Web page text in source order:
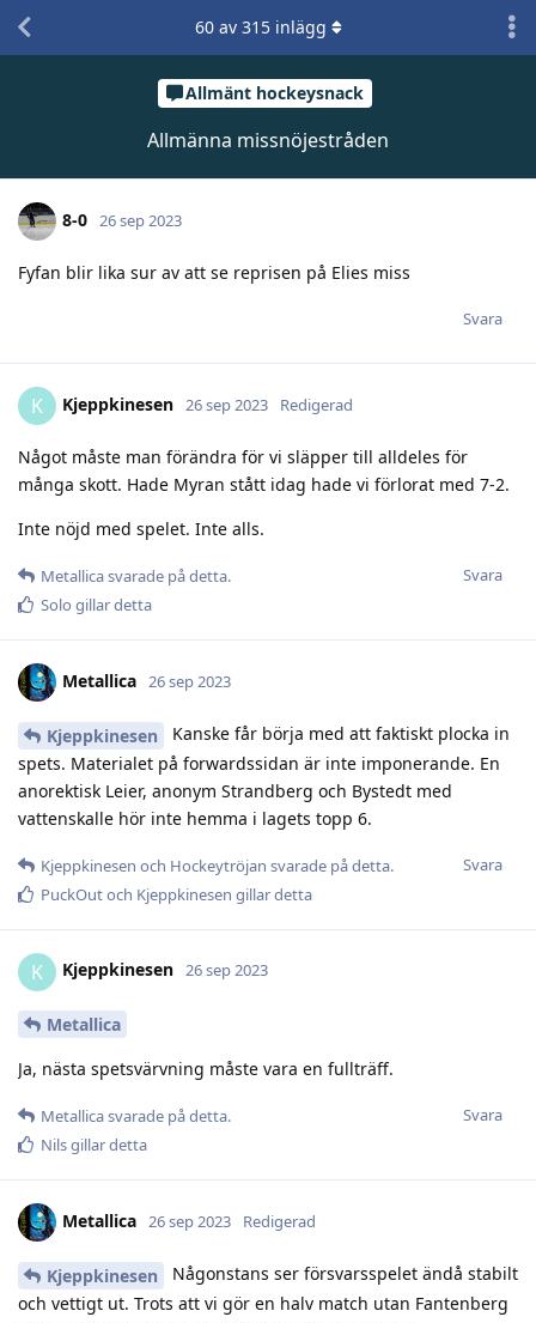
Allmänt hockeysnack
Allmänna missnöjestråden
60av 315inlägg
8-0 26 sep 2023
Fyfan blir lika sur av att se reprisen på Elies miss
Svara
K Kjeppkinesen 26 sep 2023 Redigerad
Något måste man förändra för vi släpper till alldeles för
många skott. Hade Myran stått idag hade vi förlorat med 7-2.
Inte nöjd med spelet. Inte alls.
Svara
Metallicasvarade på detta.
Solo gillar detta
Metallica 26 sep 2023
Kjeppkinesen
Kanske får börja med att faktiskt plocka in
spets. Materialet på forwardssidan är inte imponerande. En
anorektisk Leier, anonym Strandberg och Bystedt med
vattenskalle hör inte hemma i lagets topp 6.
Svara
Kjeppkinesen och Hockeytröjan svarade på detta.
PuckOutoch Kjeppkinesen gillar detta
K Kjeppkinesen 26 sep 2023
Metallica
Ja, nästa spetsvärvning måste vara en fullträff.
Svara
Metallicasvarade på detta.
Nilsgillar detta
Metallica 26 sep 2023 Redigerad
Kjeppkinesen
Någonstans ser försvarsspelet ändå stabilt
och vettigt ut. Trots att vi gör en halv match utan Fantenberg